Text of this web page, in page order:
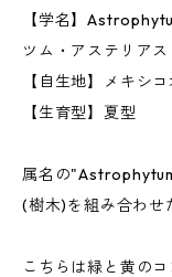
【学名】
ツム・アステリア
【自生地】メキシ
【生育型】夏型
属名の
(樹木)を組み合わせ
こちらは緑と黄の